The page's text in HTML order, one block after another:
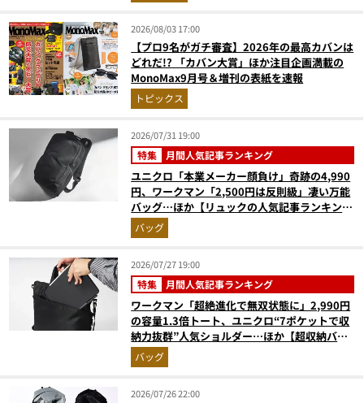
2026/08/03 17:00
【プロ9名がガチ審査】2026年の最高カバンは
どれだ!? 「カバン大賞」ほか注目企画満載の
MonoMax9月号＆増刊の表紙を速報
トピックス
2026/07/31 19:00
特集 月間人気記事ランキング
ユニクロ「本業メーカー顔負け」奇跡の4,990
円、ワークマン「2,500円は反則級」凄い万能
バッグ…ほか【リュックの人気記事ランキング
ベスト3】（2026年6月版）
バッグ
2026/07/27 19:00
特集 月間人気記事ランキング
ワークマン「超絶進化で無双状態に」2,990円
の容量1.3倍トート、ユニクロ“7ポケットで収
納力抜群”人気ショルダー…ほか【超収納バッ
グの人気記事ランキングベスト3】（2026年6
月版）
バッグ
2026/07/26 22:00